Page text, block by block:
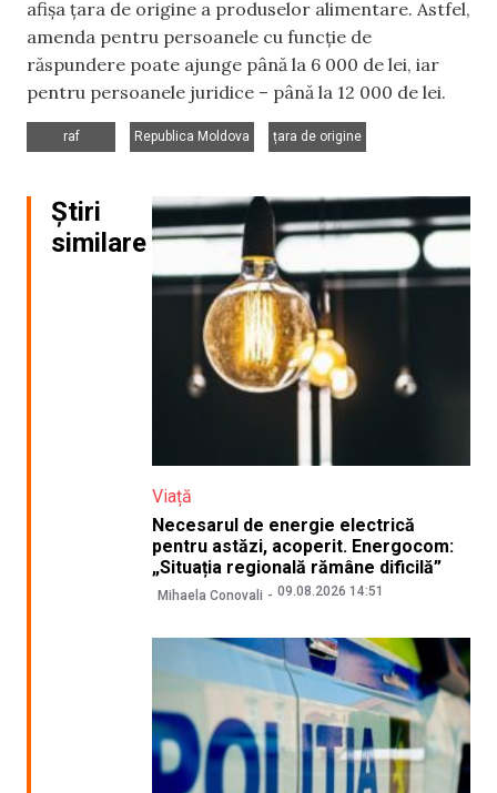
afișa țara de origine a produselor alimentare. Astfel,
amenda pentru persoanele cu funcție de
răspundere poate ajunge până la 6 000 de lei, iar
pentru persoanele juridice – până la 12 000 de lei.
raf
Republica Moldova
țara de origine
Știri
similare
Viață
Necesarul de energie electrică
pentru astăzi, acoperit. Energocom:
„Situația regională rămâne dificilă”
Mihaela Conovali 09.08.2026 14:51